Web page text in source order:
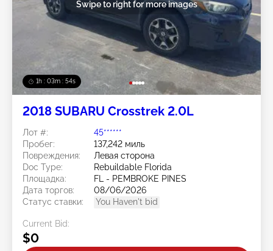
1h : 03m : 51s
Swipe to right for more images
2018 SUBARU Crosstrek 2.0L
Лот #:
45******
Пробег:
137,242 миль
Повреждения:
Левая сторона
Doc Type:
Rebuildable Florida
Площадка:
FL - PEMBROKE PINES
Дата торгов:
08/06/2026
Статус ставки:
You Haven't bid
Current Bid:
$0